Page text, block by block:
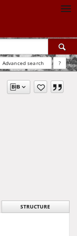
Advanced search ?
STRUCTURE